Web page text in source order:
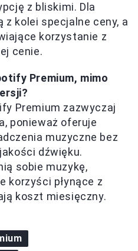
z bliskimi. Dla
kolei specjalne ceny, a
korzystanie z
cenie.
Premium, mimo
Premium zazwyczaj
ponieważ oferuje
muzyczne bez
dźwięku.
sobie muzykę,
korzyści płynące z
koszt miesięczny.